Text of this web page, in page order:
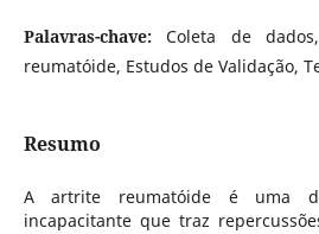
Palavras-chave:Coleta de
reumatóide, Estudos de Validação,
Resumo
A artrite reumatóide é uma
incapacitante que traz